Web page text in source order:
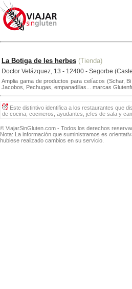
La Botiga de les herbes (Tienda)
Doctor Velázquez, 13 - 12400 - Segorbe
Amplia gama de productos para celíacos (Schar,
Jacobos, Pechugas, empanadillas... marcas
Este distintivo identifica a los restaurantes que
de cocina, cocineros, ayudantes, jefes de sala y
© ViajarSinGluten.com - Todos los derechos
Nota: La información que suministramos es
hubiese realizado cambios en su servicio.